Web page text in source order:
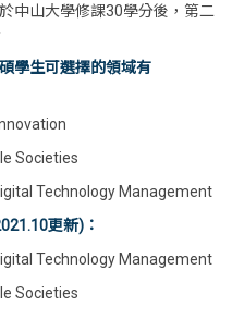
中山大學修課30學分後，第二
學生可選擇的領域有
Societies
Technology Management
更新)：
Technology Management
Societies